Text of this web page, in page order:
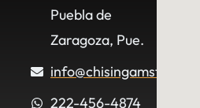
Puebla de
Zaragoza, Pue.
info@chisingamstaff.com
222-456-4874